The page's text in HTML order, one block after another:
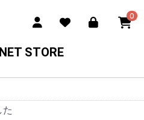
0
STORE